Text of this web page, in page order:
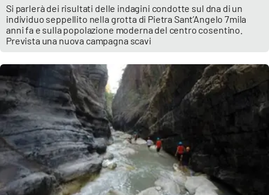
Good Morning Vietnam
Leggendo Alvaro insieme
Imprese Di Calabria
Le perfidie di Antonella Grippo
Venti di comunicazione
Si parlerà dei risultati delle indagini condotte sul dna di un
individuo seppellito nella grotta di Pietra Sant’Angelo 7mila
anni fa e sulla popolazione moderna del centro cosentino.
Prevista una nuova campagna scavi